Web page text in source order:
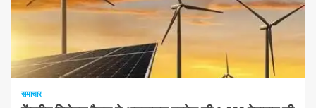
1 न्यूनतम पढ़ा
समाचार